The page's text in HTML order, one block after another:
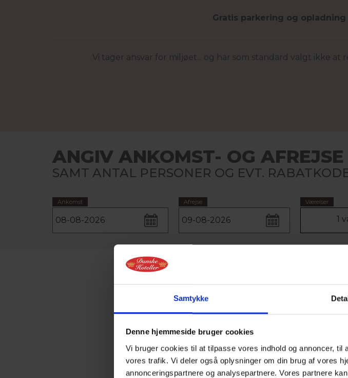
Samtykke
Denne hjemmeside bruger cookies
Vi bruger cookies til at tilpasse vores indhold og annoncer,
vores trafik. Vi deler også oplysninger om din brug af vores
annonceringspartnere og analysepartnere. Vores partnere
Gratis parkering og
Vi tager ansvar for miljøet... og har som standard valgt ikke
ANGIV ANKOMST- OG
SAMT ANTAL PERSONER OG EVT.
Ankomst Afrejse Værelser
1
VÆLG
Til 2